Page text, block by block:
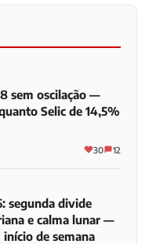
sem oscilação —
Selic de 14,5%
30 12
segunda divide
e calma lunar —
de semana